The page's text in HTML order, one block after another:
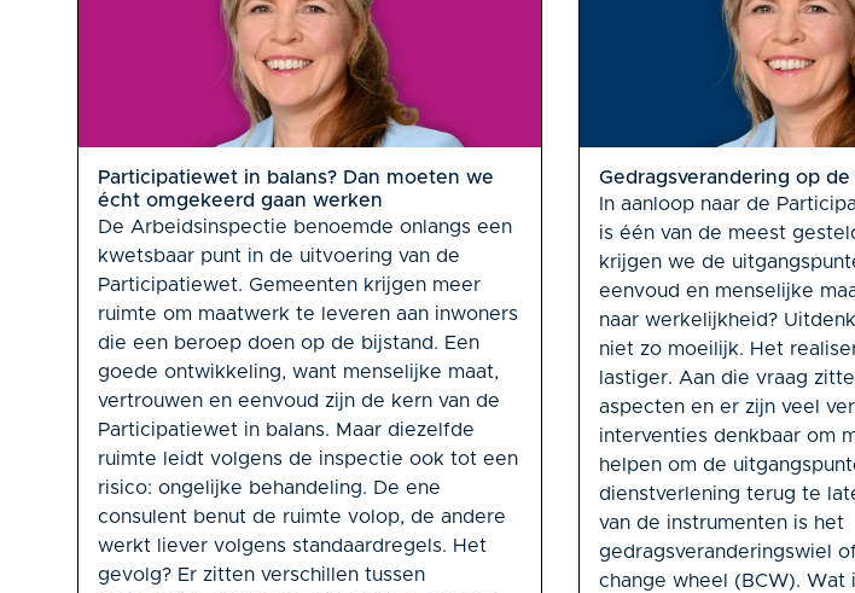
Participatiewet in balans? Dan moeten we
écht omgekeerd gaan werken
De Arbeidsinspectie benoemde onlangs een
kwetsbaar punt in de uitvoering van de
Participatiewet. Gemeenten krijgen meer
ruimte om maatwerk te leveren aan inwoners
die een beroep doen op de bijstand. Een
goede ontwikkeling, want menselijke maat,
vertrouwen en eenvoud zijn de kern van de
Participatiewet in balans. Maar diezelfde
ruimte leidt volgens de inspectie ook tot een
risico: ongelijke behandeling. De ene
consulent benut de ruimte volop, de andere
werkt liever volgens standaardregels. Het
gevolg? Er zitten verschillen tussen
Gedragsverandering op
In aanloop naar de
is één van de meest
krijgen we de
eenvoud en menselijke
naar werkelijkheid?
niet zo moeilijk. Het
lastiger. Aan die vraag
aspecten en er zijn veel
interventies denkbaar om
helpen om de
dienstverlening terug te
van de instrumenten is het
gedragsveranderingswiel
change wheel (BCW). Wat